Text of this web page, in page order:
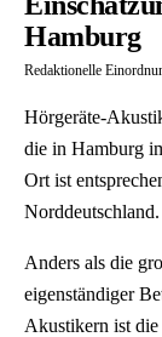
Hamburg
Redaktionelle
Hörgeräte-
die in Hamburg
Ort ist
Norddeutschland.
Anders als die
eigenständiger
Akustikern ist die